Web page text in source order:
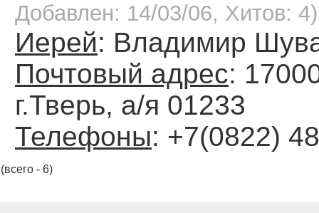
Добавлен: 14/03/06, Хитов: 4)
Иерей: Владимир
Почтовый адрес:
г.Тверь, а/я 01233
Телефоны: +7(0822)
(всего - 6)